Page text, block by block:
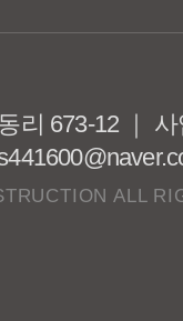
리 673-12 ｜
ALL